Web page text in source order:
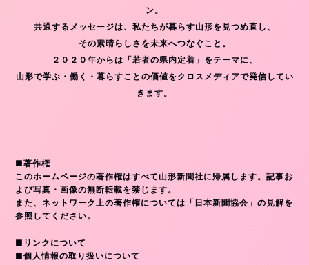
ン。
共通するメッセージは、私たちが暮らす山形を見つめ直し、
その素晴らしさを未来へつなぐこと。
２０２０年からは「若者の県内定着」をテーマに、
山形で学ぶ・働く・暮らすことの価値をクロスメディアで発信してい
きます。
■著作権
このホームページの著作権はすべて山形新聞社に帰属します。記事お
よび写真・画像の無断転載を禁じます。
また、ネットワーク上の著作権については「日本新聞協会」の見解を
参照してください。
■リンクについて
■個人情報の取り扱いについて